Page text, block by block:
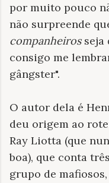
por muito pouco
não surpreende
companheirosseja
consigo me
gângster".
O autor dela é
deu origem ao
Ray Liotta (que
boa), que conta
grupo de